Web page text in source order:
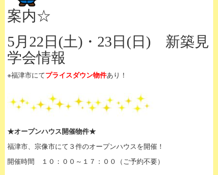
案内☆
5月22日(土)・23日(日) 新築見
学会情報
※福津市にてプライスダウン物件あり！
★オープンハウス開催物件★
福津市、宗像市にて３件のオープンハウスを開催！
開催時間 １０：００～１７：００（ご予約不要）